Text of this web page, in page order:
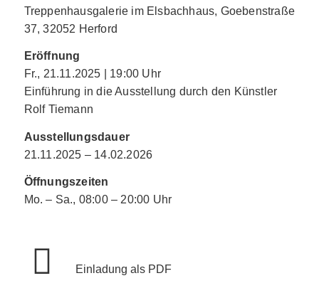
Treppenhausgalerie im Elsbachhaus, Goebenstraße
3­7, 32052 Herford
Eröffnung
Fr., 21.11.2025 | 19:00 Uhr
Einführung in die Ausstellung durch den Künstler
Rolf Tiemann
Ausstellungsdauer
21.11.2025 – 14.02.2026
Öffnungszeiten
Mo. – Sa., 08:00 – 20:00 Uhr
Einladung als PDF